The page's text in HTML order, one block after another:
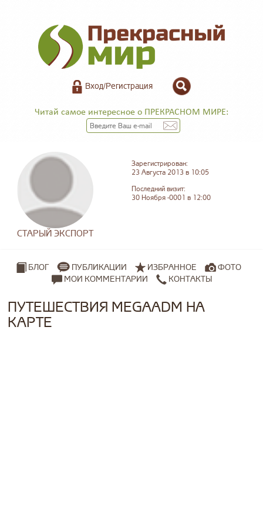
Вход/Регистрация
Читай самое интересное о ПРЕКРАСНОМ МИРЕ:
СТАРЫЙ ЭКСПОРТ
Зарегистрирован:
23 Августа 2013 в 10:05
Последний визит:
30 Ноября -0001 в 12:00
БЛОГ ПУБЛИКАЦИИ ИЗБРАННОЕ
ФОТО
МОИ КОММЕНТАРИИ
КОНТАКТЫ
ПУТЕШЕСТВИЯ MEGAADM НА
КАРТЕ